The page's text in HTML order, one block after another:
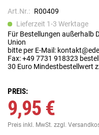
Art.Nr.: R00409
Lieferzeit 1-3 Werktage
Für Bestellungen außerhalb
Union
bitte per E-Mail:
Fax: +49 7731 918323
30 Euro Mindestbestellwert
PREIS:
9,95 €
Preis inkl. MwSt. zzgl.